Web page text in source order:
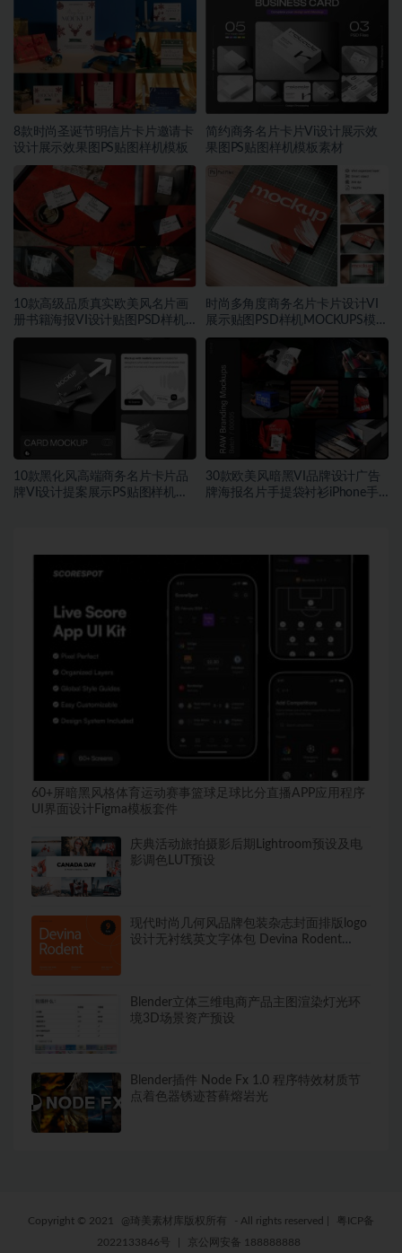
8款时尚圣诞节明信片卡片邀请卡
设计展示效果图PS贴图样机模板
简约商务名片卡片Vi设计展示效
果图PS贴图样机模板素材
10款高级品质真实欧美风名片画
册书籍海报VI设计贴图PSD样机
模板素材
时尚多角度商务名片卡片设计VI
展示贴图PSD样机MOCKUPS模板
素材
10款黑化风高端商务名片卡片品
牌VI设计提案展示PS贴图样机
30款欧美风暗黑VI品牌设计广告
牌海报名片手提袋衬衫iPhone手
60+屏暗黑风格体育运动赛事篮球足球比分直播APP应用程序
UI界面设计Figma模板套件
庆典活动旅拍摄影后期Lightroom预设及电
影调色LUT预设
现代时尚几何风品牌包装杂志封面排版logo
设计无衬线英文字体包 Devina Rodent
Blender立体三维电商产品主图渲染灯光环
境3D场景资产预设
Blender插件 Node Fx 1.0 程序特效材质节
点着色器锈迹苔藓熔岩光
Copyright © 2021 @琦美素材库版权所有 - All rights reserved
粤ICP备
2022133846号
京公网安备 188888888